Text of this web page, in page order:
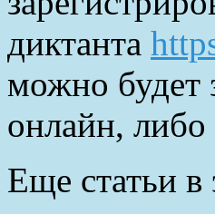
диктанта
можно будет
онлайн,
Еще статьи в